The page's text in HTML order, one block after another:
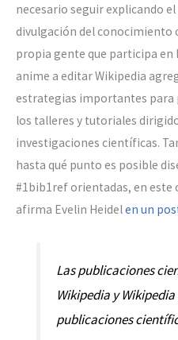
necesario seguir explicando
divulgación del conocimiento
propia gente que participa en
anime a editar Wikipedia
estrategias importantes
los talleres y tutoriales
investigaciones científicas.
hasta qué punto es posible
#1bib1ref orientadas, en este
afirma Evelin Heidel en un
Las publicaciones
Wikipedia y
publicaciones